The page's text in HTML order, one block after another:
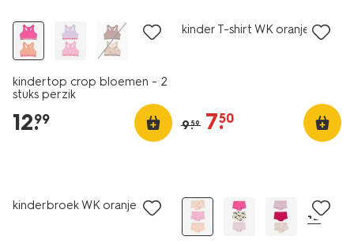
kindertop crop bloemen - 2
stuks perzik
12.
99
kinder T-shirt WK oranje
9.59 7.
50
kinderbroek WK oranje
+2